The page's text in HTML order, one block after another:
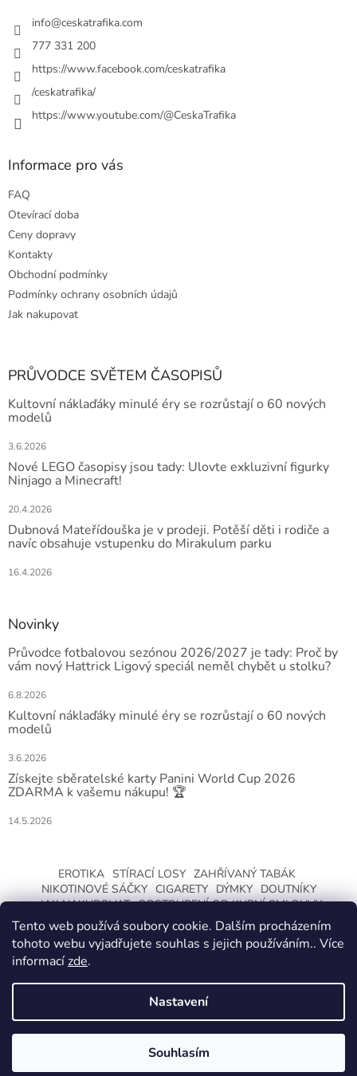
Tento web používá soubory cookie. Dalším procházením
tohoto webu vyjadřujete souhlas s jejich používáním.. Více
informacízde.
Nastavení
Souhlasím
VÍCE.
k
ý
info@ceskatrafika.com
777 331 200
https://www.facebook.com/ceskatrafika
/ceskatrafika/
https://www.youtube.com/@CeskaTrafika
Informace pro vás
FAQ
Otevírací doba
Ceny dopravy
Kontakty
Obchodní podmínky
Podmínky ochrany osobních údajů
Jak nakupovat
PRŮVODCE SVĚTEM ČASOPISŮ
Kultovní náklaďáky minulé éry se rozrůstají o 60 nových
modelů
3.6.2026
Nové LEGO časopisy jsou tady: Ulovte exkluzivní figurky
Ninjago a Minecraft!
20.4.2026
Dubnová Mateřídouška je v prodeji. Potěší děti i rodiče a
navíc obsahuje vstupenku do Mirakulum parku
16.4.2026
Novinky
Průvodce fotbalovou sezónou 2026/2027 je tady: Proč by
vám nový Hattrick Ligový speciál neměl chybět u stolku?
6.8.2026
Kultovní náklaďáky minulé éry se rozrůstají o 60 nových
modelů
3.6.2026
Získejte sběratelské karty Panini World Cup 2026
ZDARMA k vašemu nákupu! 🏆
14.5.2026
EROTIKA STÍRACÍ LOSY ZAHŘÍVANÝ TABÁK
NIKOTINOVÉ SÁČKY CIGARETY DÝMKY
DOUTNÍKY
JAK NAKUPOVAT ODSTOUPENÍ OD KUPNÍ SMLOUVY
Vytvořil Shoptet
CeskaTrafika.com. Všechna práva vyhrazena.